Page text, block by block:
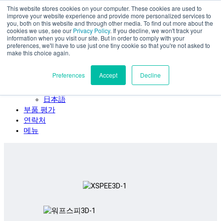
This website stores cookies on your computer. These cookies are used to
improve your website experience and provide more personalized services to
you, both on this website and through other media. To find out more about the
cookies we use, see our Privacy Policy. If you decline, we won't track your
information when you visit our site. But in order to comply with your
preferences, we'll have to use just one tiny cookie so that you're not asked to
make this choice again.
Preferences Accept Decline
주요 콘텐츠로 건너뛰기
SPEE3D
한국어
English
Español
Français
日本語
부품 평가
연락처
메뉴